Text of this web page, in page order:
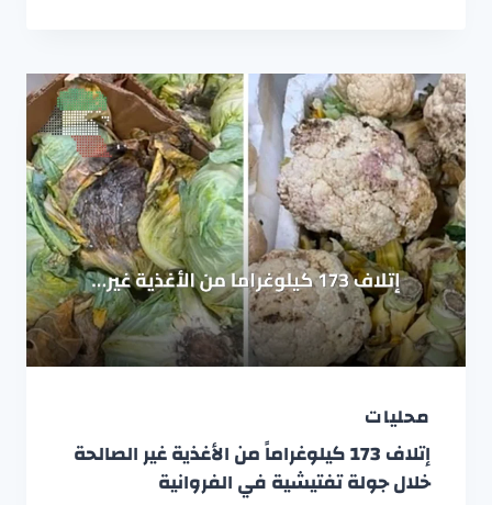
محليات
إتلاف 173 كيلوغراماً من الأغذية غير الصالحة
خلال جولة تفتيشية في الفروانية